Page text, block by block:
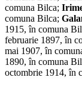
comuna Bilca;
comuna Bilca;
1915, în comuna
februarie 1897, în
mai 1907, în
1890, în comuna
octombrie 1914, în